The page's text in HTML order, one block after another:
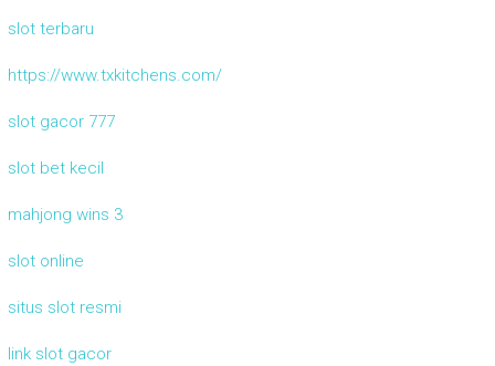
slot terbaru
https://www.txkitchens.com/
slot gacor 777
slot bet kecil
mahjong wins 3
slot online
situs slot resmi
link slot gacor